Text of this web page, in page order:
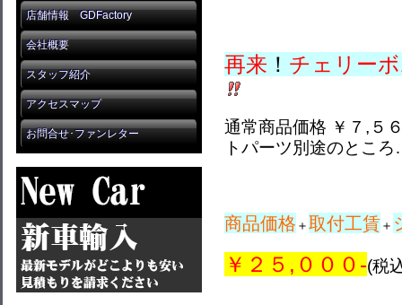
店舗情報 GDFactory
会社概要
スタッフ紹介
アクセスマップ
お問合せ･ファンレター
再来 ！ チェリー
通常商品価格 ￥７,５
トパーツ別途のとこ
商品価格 ＋取付工賃＋
￥２５,０００-(税